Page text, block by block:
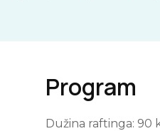
Program
Dužina raftinga: 90